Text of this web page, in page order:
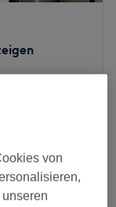
bis zu 50%
von